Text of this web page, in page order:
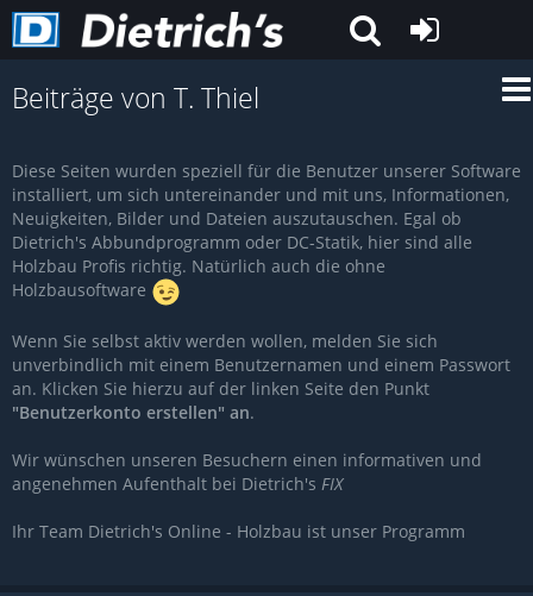
Beiträge von T. Thiel
Diese Seiten wurden speziell für die Benutzer unserer Software
installiert, um sich untereinander und mit uns, Informationen,
Neuigkeiten, Bilder und Dateien auszutauschen. Egal ob
Dietrich's Abbundprogramm oder DC-Statik, hier sind alle
Holzbau Profis richtig. Natürlich auch die ohne
Holzbausoftware
Wenn Sie selbst aktiv werden wollen, melden Sie sich
unverbindlich mit einem Benutzernamen und einem Passwort
an. Klicken Sie hierzu auf der linken Seite den Punkt
"Benutzerkonto erstellen" an.
Wir wünschen unseren Besuchern einen informativen und
angenehmen Aufenthalt bei Dietrich's FIX
Ihr Team Dietrich's Online - Holzbau ist unser Programm